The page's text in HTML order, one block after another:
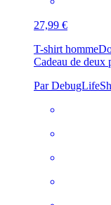
27,99 €
T-shirt homme
Cadeau de deux
Par